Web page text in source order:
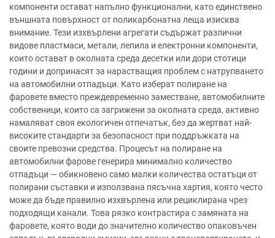
компоненти остават напълно функционални, като единствено
външната повърхност от поликарбонатна леща изисква
внимание. Тези изхвърлени агрегати съдържат различни
видове пластмаси, метали, лепила и електронни компоненти,
които остават в околната среда десетки или дори стотици
години и допринасят за нарастващия проблем с натрупването
на автомобилни отпадъци. Като изберат полиране на
фаровете вместо преждевременно заместване, автомобилните
собственици, които са загрижени за околната среда, активно
намаляват своя екологичен отпечатък, без да жертват най-
високите стандарти за безопасност при поддръжката на
своите превозни средства. Процесът на полиране на
автомобилни фарове генерира минимално количество
отпадъци — обикновено само малки количества остатъци от
полирани съставки и използвана пясъчна хартия, която често
може да бъде правилно изхвърлена или рециклирана чрез
подходящи канали. Това рязко контрастира с замяната на
фаровете, която води до значително количество опаковъчен